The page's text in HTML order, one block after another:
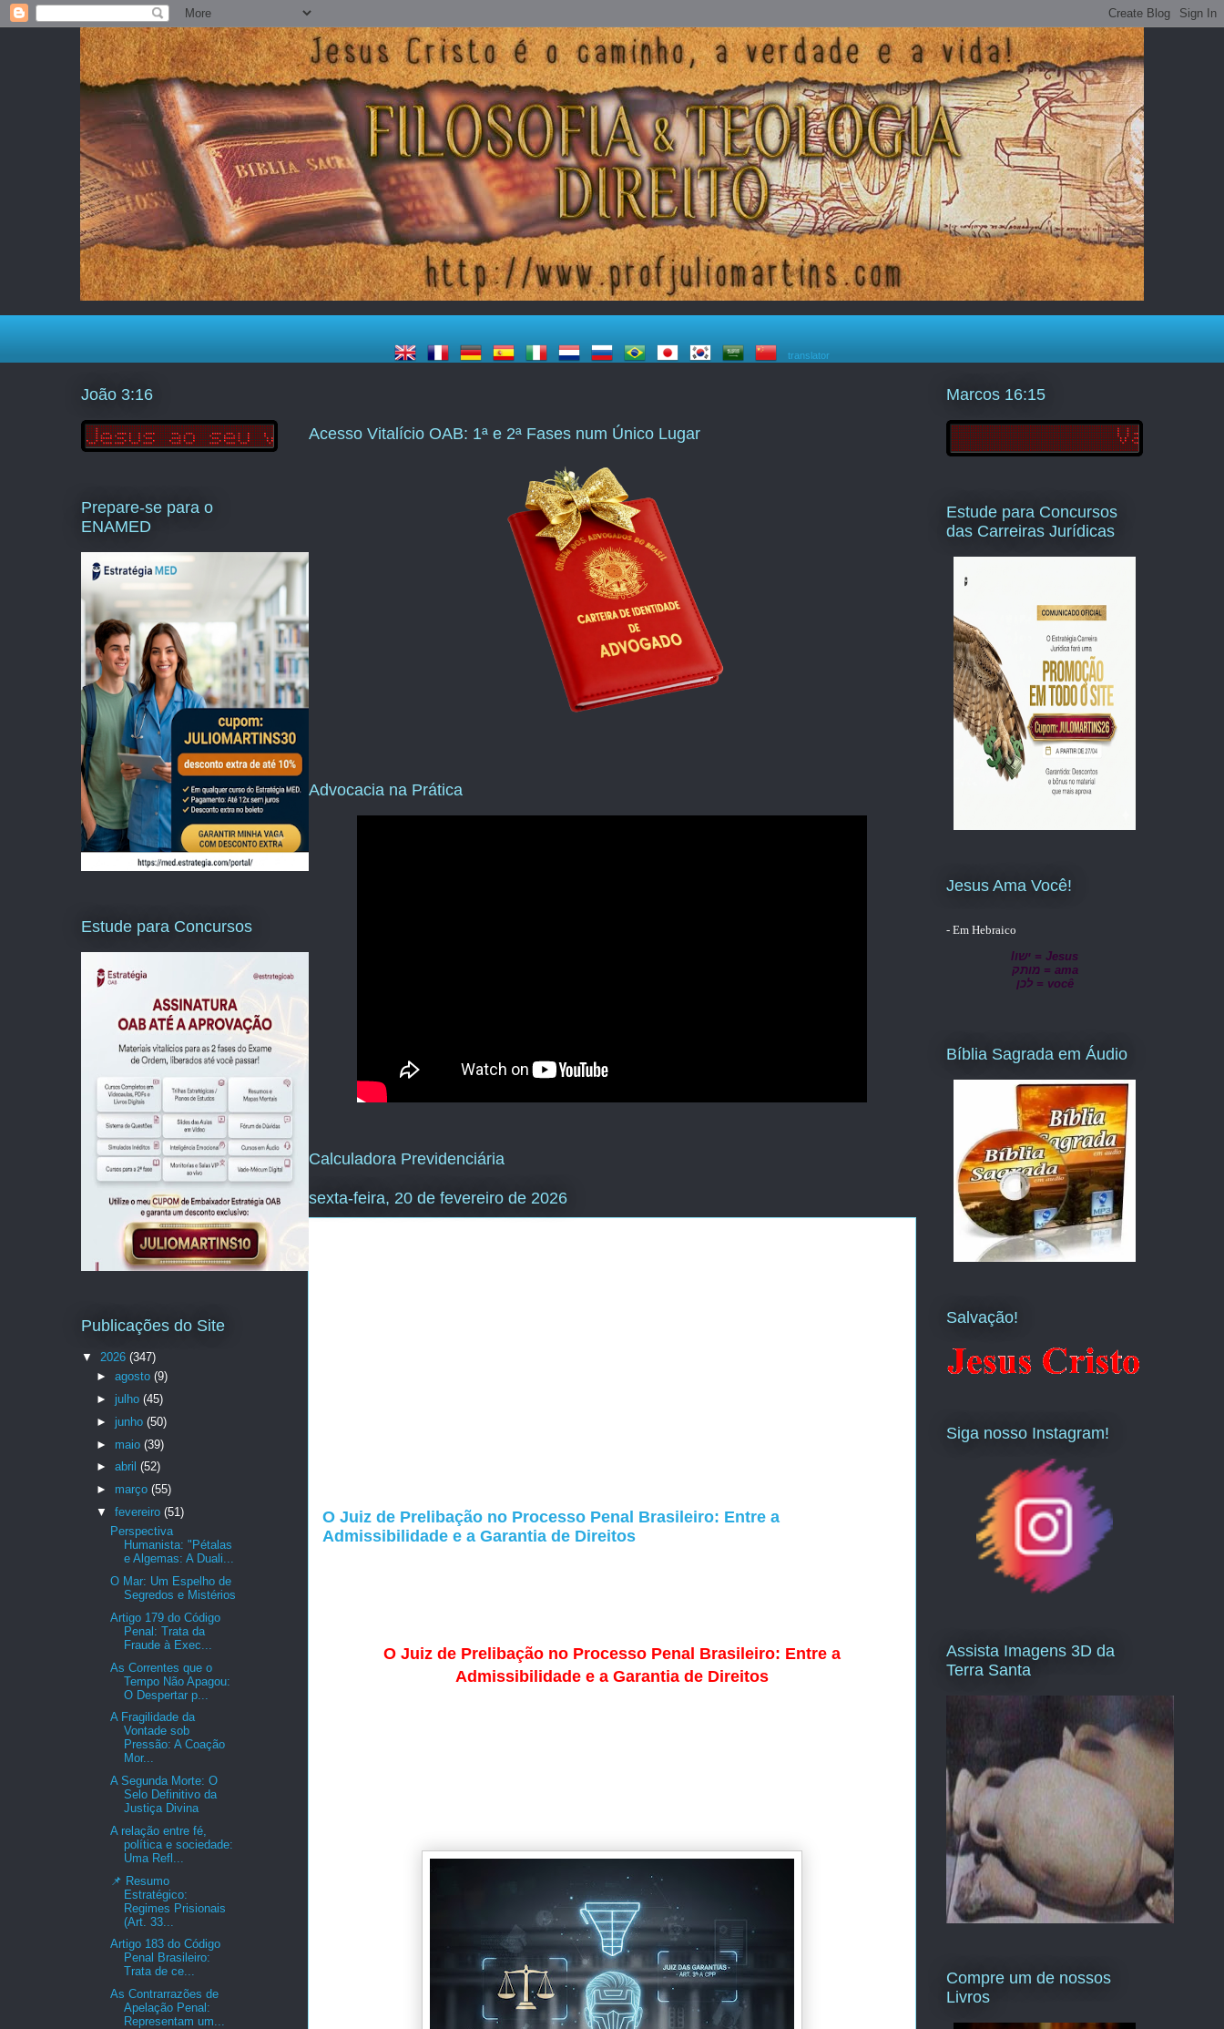
translator
Acesso Vitalício OAB: 1ª e 2ª Fases num Único Lugar
Advocacia na Prática
Calculadora Previdenciária
sexta-feira, 20 de fevereiro de 2026
O Juiz de Prelibação no Processo Penal Brasileiro: Entre a
Admissibilidade e a Garantia de Direitos
O Juiz de Prelibação no Processo Penal Brasileiro: Entre a
Admissibilidade e a Garantia de Direitos
João 3:16
Prepare-se para o
ENAMED
Estude para Concursos
Publicações do Site
▼ 2026 (347)
► agosto (9)
► julho (45)
► junho (50)
► maio (39)
► abril (52)
► março (55)
▼ fevereiro (51)
Perspectiva
Humanista: "Pétalas
e Algemas: A Duali...
O Mar: Um Espelho de
Segredos e Mistérios
Artigo 179 do Código
Penal: Trata da
Fraude à Exec...
As Correntes que o
Tempo Não Apagou:
O Despertar p...
A Fragilidade da
Vontade sob
Pressão: A Coação
Mor...
A Segunda Morte: O
Selo Definitivo da
Justiça Divina
A relação entre fé,
política e sociedade:
Uma Refl...
📌 Resumo
Estratégico:
Regimes Prisionais
(Art. 33...
Artigo 183 do Código
Penal Brasileiro:
Trata de ce...
As Contrarrazões de
Apelação Penal:
Representam um...
Marcos 16:15
Estude para Concursos
das Carreiras Jurídicas
Jesus Ama Você!
- Em Hebraico
lישו = Jesus
מותק = ama
לכן = você
Bíblia Sagrada em Áudio
Salvação!
Siga nosso Instagram!
Assista Imagens 3D da
Terra Santa
Compre um de nossos
Livros